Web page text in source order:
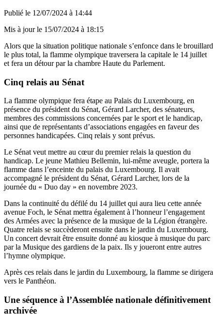
Publié le 12/07/2024 à 14:44
Mis à jour le 15/07/2024 à 18:15
Alors que la situation politique nationale s’enfonce dans le brouillard
le plus total, la flamme olympique traversera la capitale le 14 juillet
et fera un détour par la chambre Haute du Parlement.
Cinq relais au Sénat
La flamme olympique fera étape au Palais du Luxembourg, en
présence du président du Sénat, Gérard Larcher, des sénateurs,
membres des commissions concernées par le sport et le handicap,
ainsi que de représentants d’associations engagées en faveur des
personnes handicapées. Cinq relais y sont prévus.
Le Sénat veut mettre au cœur du premier relais la question du
handicap. Le jeune Mathieu Bellemin, lui-même aveugle, portera la
flamme dans l’enceinte du palais du Luxembourg. Il avait
accompagné le président du Sénat, Gérard Larcher, lors de la
journée du « Duo day » en novembre 2023.
Dans la continuité du défilé du 14 juillet qui aura lieu cette année
avenue Foch, le Sénat mettra également à l’honneur l’engagement
des Armées avec la présence de la musique de la Légion étrangère.
Quatre relais se succèderont ensuite dans le jardin du Luxembourg.
Un concert devrait être ensuite donné au kiosque à musique du parc
par la Musique des gardiens de la paix. Ils y joueront entre autres
l’hymne olympique.
Après ces relais dans le jardin du Luxembourg, la flamme se dirigera
vers le Panthéon.
Une séquence à l’Assemblée nationale définitivement
archivée